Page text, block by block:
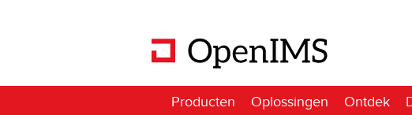
Producten Oplossingen Ontdek